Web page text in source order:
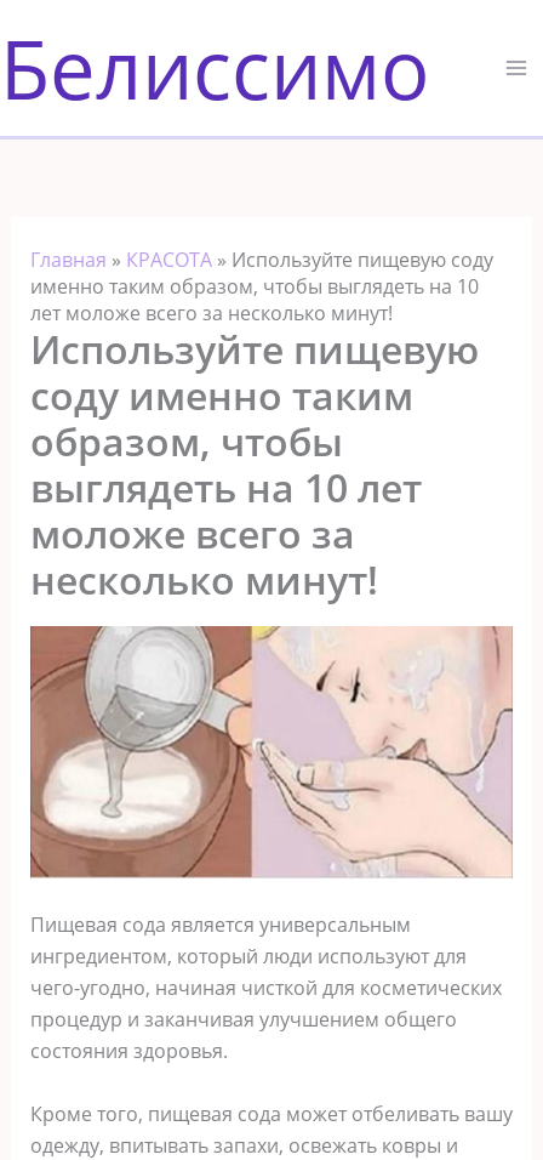
к
содержимому
Белиссимо
Главная » КРАСОТА» Используйте пищевую соду
именно таким образом, чтобы выглядеть на 10
лет моложе всего за несколько минут!
Используйте пищевую
соду именно таким
образом, чтобы
выглядеть на 10 лет
моложе всего за
несколько минут!
Пищевая сода является универсальным
ингредиентом, который люди используют для
чего-угодно, начиная чисткой для косметических
процедур и заканчивая улучшением общего
состояния здоровья.
Кроме того, пищевая сода может отбеливать вашу
одежду, впитывать запахи, освежать ковры и